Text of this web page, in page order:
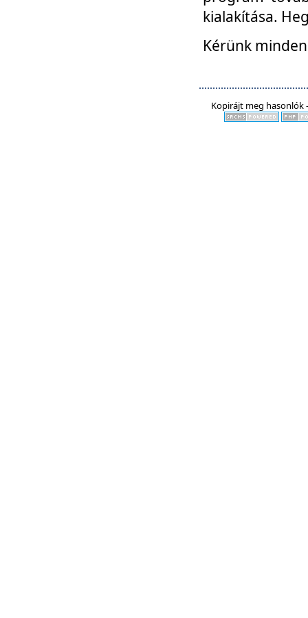
kialakítása.
Kérünk
Kopirájt meg hasonlók